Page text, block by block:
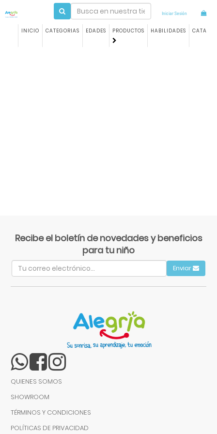
Iniciar Sesión
INICIO CATEGORIAS EDADES PRODUCTOS HABILIDADES
Recibe el boletín de novedades y beneficios
para tu niño
Enviar
QUIENES SOMOS
SHOWROOM
TÉRMINOS Y CONDICIONES
POLÍTICAS DE PRIVACIDAD